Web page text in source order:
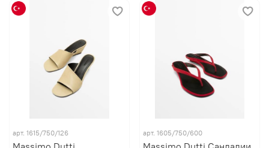
арт. 1615/750/126 арт. 1605/750/600